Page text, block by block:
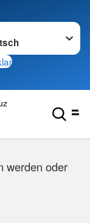
wechseln zu
werden oder